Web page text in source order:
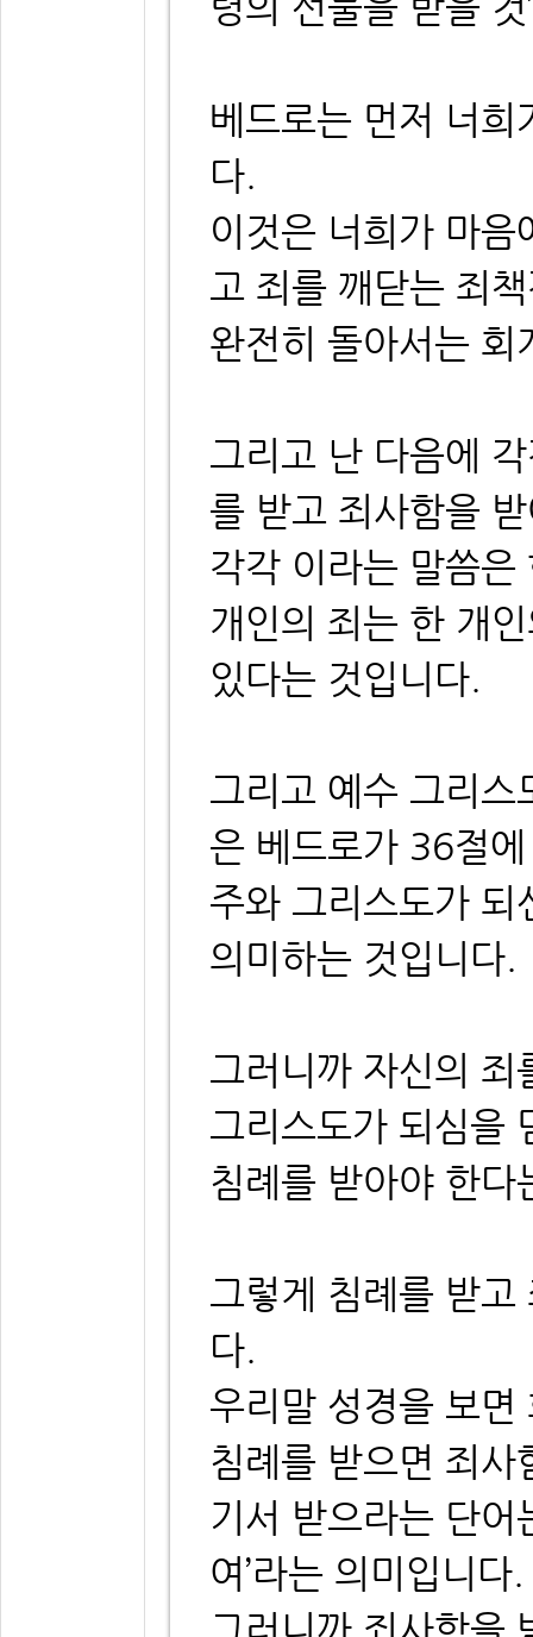
베드로는 먼저 너희
다.
이것은 너희가 마
고 죄를 깨닫는 죄
완전히 돌아서는 회
그리고 난 다음에
를 받고 죄사함을
각각 이라는 말씀
개인의 죄는 한 개
있다는 것입니다.
그리고 예수 그리스
은 베드로가 36절
주와 그리스도가 되
의미하는 것입니다.
그러니까 자신의 죄
그리스도가 되심을
침례를 받아야 한다
그렇게 침례를 받고
다.
우리말 성경을 보면
침례를 받으면 죄사
기서 받으라는 단어
여’라는 의미입니다.
그러니까 죄사함을